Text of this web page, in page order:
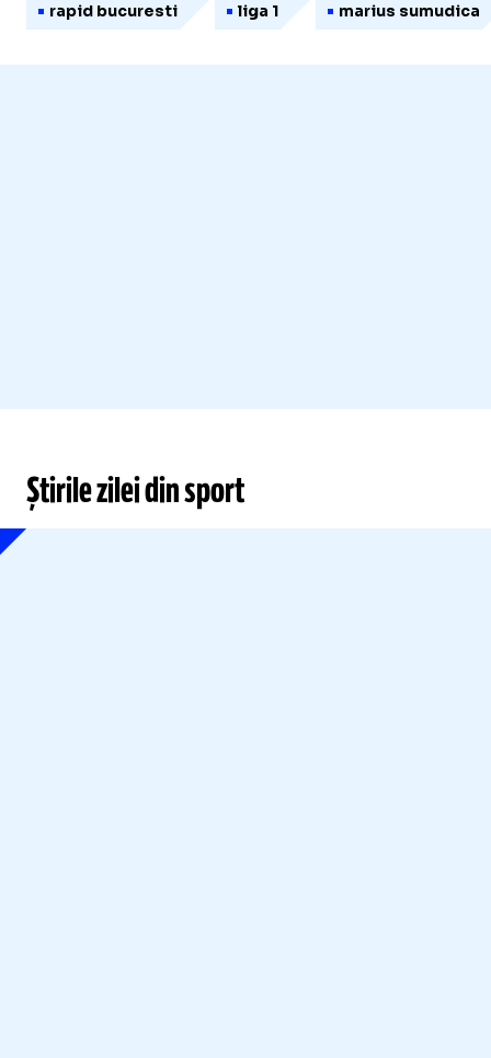
rapid bucuresti liga 1 marius sumudica
Știrile zilei din sport